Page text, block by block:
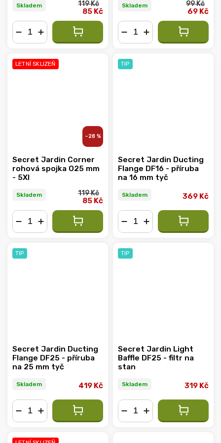
Skladem 119 Kč
85 Kč
Skladem 99 Kč
69 Kč
LETNÍ SKLIZEŇ
–28 %
Secret Jardin Corner
rohová spojka O25 mm
- 5XI
Skladem 119 Kč
85 Kč
TIP
Secret Jardin Ducting
Flange DF16 - příruba
na 16 mm tyč
Skladem 369 Kč
TIP
Secret Jardin Ducting
Flange DF25 - příruba
na 25 mm tyč
Skladem 419 Kč
TIP
Secret Jardin Light
Baffle DF25 - filtr na
stan
Skladem 319 Kč